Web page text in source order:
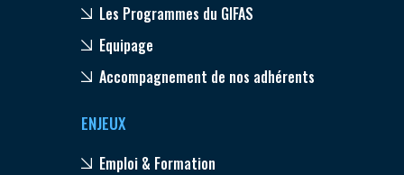
Les Programmes du GIFAS
Equipage
Accompagnement de nos adhérents
ENJEUX
Emploi & Formation